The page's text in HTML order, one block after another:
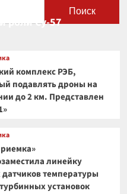
Поиск
роли Су-57
комплекс РЭБ,
подавлять дроны на
до 2 км. Представлен
линейку
температуры
установок